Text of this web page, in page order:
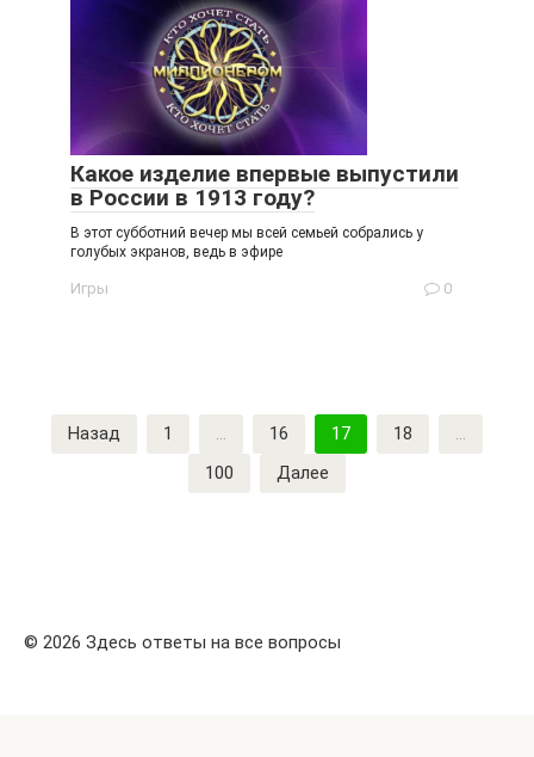
Какое изделие впервые выпустили
в России в 1913 году?
В этот субботний вечер мы всей семьей собрались у
голубых экранов, ведь в эфире
Игры 0
Пагинация
записей
Назад 1 … 16 17 18
…
100
Далее
© 2026 Здесь ответы на все вопросы